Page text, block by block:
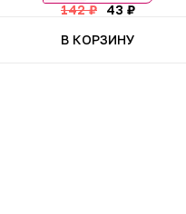
142 ₽
43 ₽
В КОРЗИНУ